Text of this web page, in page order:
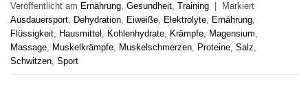
Veröffentlicht am Ernährung, Gesundheit, Training
Markiert
Ausdauersport, Dehydration, Eiweiße, Elektrolyte, Ernährung,
Flüssigkeit, Hausmittel , Kohlenhydrate, Krämpfe, Magensium,
Massage, Muskelkrämpfe, Muskelschmerzen, Proteine, Salz,
Schwitzen, Sport